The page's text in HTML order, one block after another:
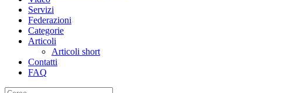
Servizi
Federazioni
Categorie
Articoli
Articoli short
Contatti
FAQ